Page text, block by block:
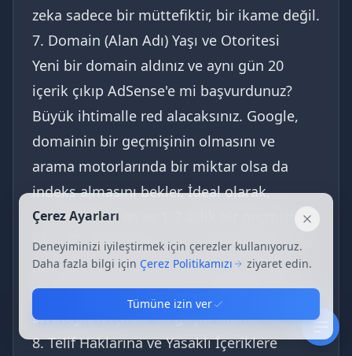
zeka sadece bir müttefiktir, bir ikame değil.
7. Domain (Alan Adı) Yaşı ve Otoritesi
Yeni bir domain aldınız ve aynı gün 20
içerik çıkıp AdSense'e mi başvurdunuz?
Büyük ihtimalle red alacaksınız. Google,
domainin bir geçmişinin olmasını ve
arama motorlarında bir miktar olsa da
indeks almasını bekler. İdeal olarak,
domaininizin en az 1-2 aylık bir geçmişi
olmalı ve Google Search Console üzerinde
bazı anahtar kelimelerde görüntülenme
almaya başlamalıdır. Sabır,AdSense onay
stratejileriiçinde en güçlü silahtır.
8. Telif Haklarına ve Yasaklı İçeriklere
Çerez Ayarları Kapat
Deneyiminizi iyileştirmek için çerezler kullanıyoruz.
Daha fazla bilgi için Çerez Politikamızı ziyaret edin.
Tümüne izin ver